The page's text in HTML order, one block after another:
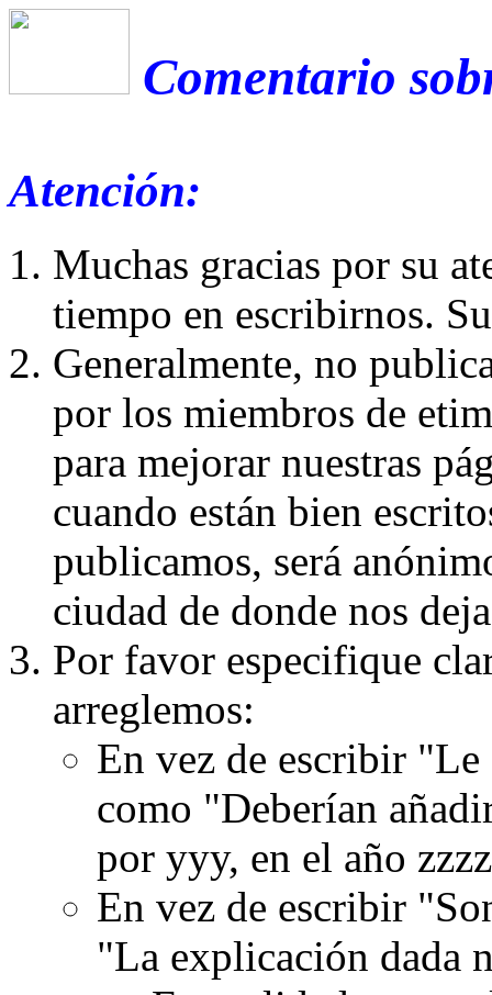
Comentario
Atención:
Muchas gracias por su
tiempo en escribirnos.
Generalmente, no
por los miembros de
para mejorar nuestras
cuando están bien
publicamos, será
ciudad de donde nos
Por favor especifique
arreglemos:
En vez de escribir
como "Deberían
por yyy, en el año
En vez de escribir
"La explicación dada